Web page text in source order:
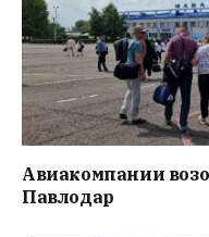
Авиакомпании
Павлодар